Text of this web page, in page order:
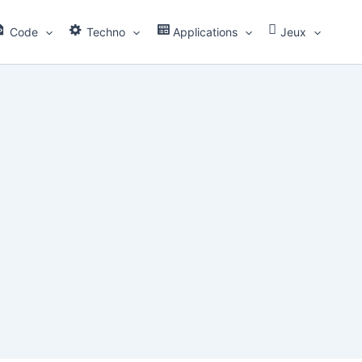
Code Techno Applications Jeux